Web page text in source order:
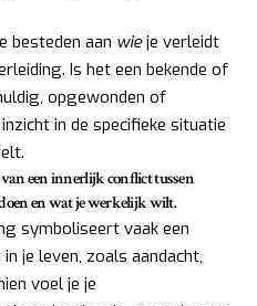
besteden aan wieje verleidt
Is het een bekende of
opgewonden of
in de specifieke situatie
een innerlijk conflict tussen
en wat jewerkelijk wilt.
symboliseert vaak een
je leven, zoals aandacht,
voel je je